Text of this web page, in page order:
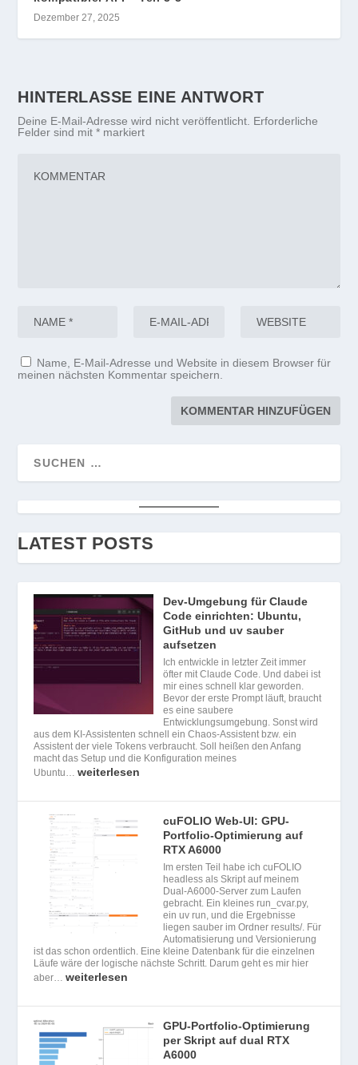
Dezember 27, 2025
HINTERLASSE EINE ANTWORT
Deine E-Mail-Adresse wird nicht veröffentlicht. Erforderliche
Felder sind mit* markiert
Name, E-Mail-Adresse und Website in diesem Browser für
meinen nächsten Kommentar speichern.
LATEST POSTS
Dev-Umgebung für Claude
Code einrichten: Ubuntu,
GitHub und uv sauber
aufsetzen
Ich entwickle in letzter Zeit immer
öfter mit Claude Code. Und dabei ist
mir eines schnell klar geworden.
Bevor der erste Prompt läuft, braucht
es eine saubere
Entwicklungsumgebung. Sonst wird
aus dem KI-Assistenten schnell ein Chaos-Assistent bzw. ein
Assistent der viele Tokens verbraucht. Soll heißen den Anfang
macht das Setup und die Konfiguration meines
Ubuntu…weiterlesen
cuFOLIO Web-UI: GPU-
Portfolio-Optimierung auf
RTX A6000
Im ersten Teil habe ich cuFOLIO
headless als Skript auf meinem
Dual-A6000-Server zum Laufen
gebracht. Ein kleines run_cvar.py,
ein uv run, und die Ergebnisse
liegen sauber im Ordner results/. Für
Automatisierung und Versionierung
ist das schon ordentlich. Eine kleine Datenbank für die einzelnen
Läufe wäre der logische nächste Schritt. Darum geht es mir hier
aber…weiterlesen
GPU-Portfolio-Optimierung
per Skript auf dual RTX
A6000